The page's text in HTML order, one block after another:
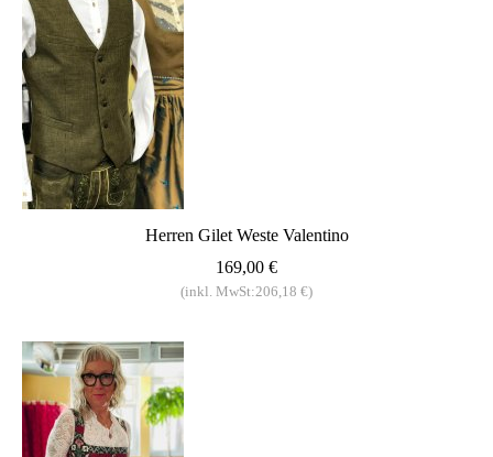
Herren Gilet Weste Valentino
169,00 €
(inkl. MwSt:206,18 €)